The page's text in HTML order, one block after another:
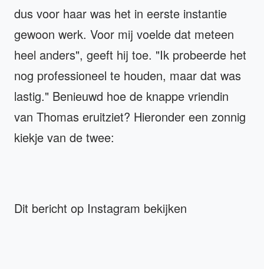
dus voor haar was het in eerste instantie
gewoon werk. Voor mij voelde dat meteen
heel anders", geeft hij toe. "Ik probeerde het
nog professioneel te houden, maar dat was
lastig." Benieuwd hoe de knappe vriendin
van Thomas eruitziet? Hieronder een zonnig
kiekje van de twee:
Dit bericht op Instagram bekijken